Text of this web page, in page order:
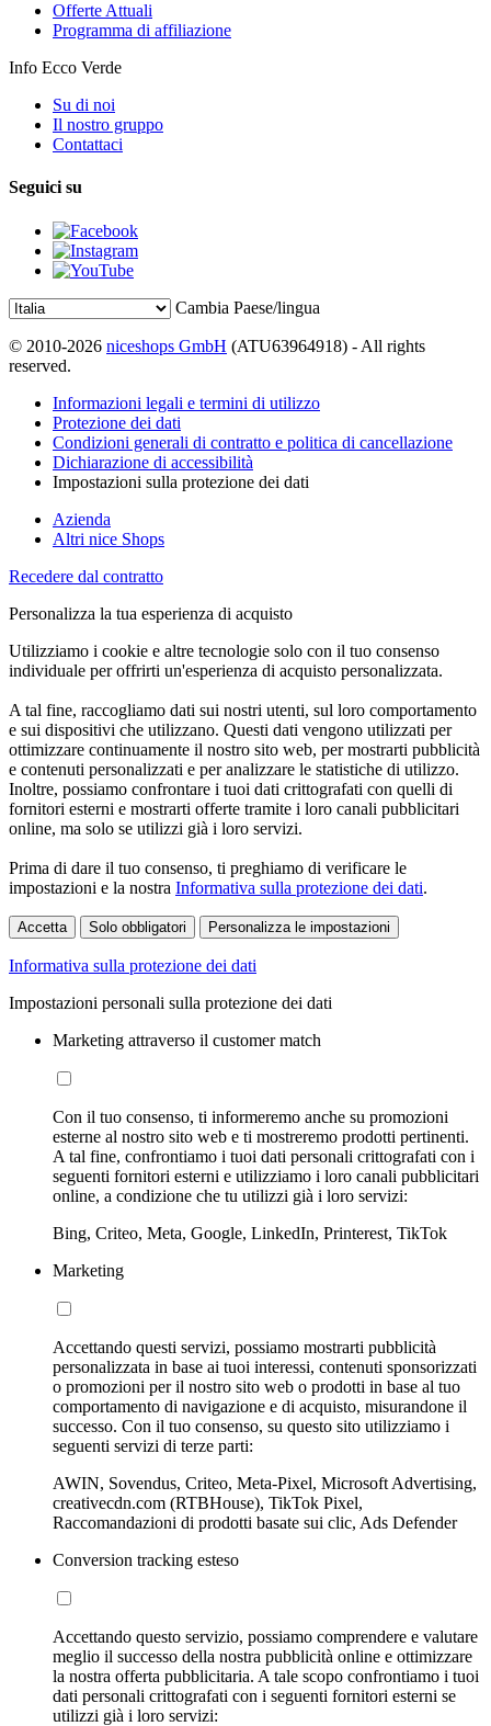
Offerte Attuali
Programma di affiliazione
Info Ecco Verde
Su di noi
Il nostro gruppo
Contattaci
Seguici su
Cambia Paese/lingua
© 2010-2026 niceshops GmbH (ATU63964918) - All rights
reserved.
Informazioni legali e termini di utilizzo
Protezione dei dati
Condizioni generali di contratto e politica di cancellazione
Dichiarazione di accessibilità
Impostazioni sulla protezione dei dati
Azienda
Altri nice Shops
Recedere dal contratto
Personalizza la tua esperienza di acquisto
Utilizziamo i cookie e altre tecnologie solo con il tuo consenso
individuale per offrirti un'esperienza di acquisto personalizzata.
A tal fine, raccogliamo dati sui nostri utenti, sul loro comportamento
e sui dispositivi che utilizzano. Questi dati vengono utilizzati per
ottimizzare continuamente il nostro sito web, per mostrarti pubblicità
e contenuti personalizzati e per analizzare le statistiche di utilizzo.
Inoltre, possiamo confrontare i tuoi dati crittografati con quelli di
fornitori esterni e mostrarti offerte tramite i loro canali pubblicitari
online, ma solo se utilizzi già i loro servizi.
Prima di dare il tuo consenso, ti preghiamo di verificare le
impostazioni e la nostra Informativa sulla protezione dei dati.
Accetta Solo obbligatori Personalizza le impostazioni
Informativa sulla protezione dei dati
Impostazioni personali sulla protezione dei dati
Marketing attraverso il customer match
Con il tuo consenso, ti informeremo anche su promozioni
esterne al nostro sito web e ti mostreremo prodotti pertinenti.
A tal fine, confrontiamo i tuoi dati personali crittografati con i
seguenti fornitori esterni e utilizziamo i loro canali pubblicitari
online, a condizione che tu utilizzi già i loro servizi:
Bing, Criteo, Meta, Google, LinkedIn, Printerest, TikTok
Marketing
Accettando questi servizi, possiamo mostrarti pubblicità
personalizzata in base ai tuoi interessi, contenuti sponsorizzati
o promozioni per il nostro sito web o prodotti in base al tuo
comportamento di navigazione e di acquisto, misurandone il
successo. Con il tuo consenso, su questo sito utilizziamo i
seguenti servizi di terze parti:
AWIN, Sovendus, Criteo, Meta-Pixel, Microsoft Advertising,
creativecdn.com (RTBHouse), TikTok Pixel,
Raccomandazioni di prodotti basate sui clic, Ads Defender
Conversion tracking esteso
Accettando questo servizio, possiamo comprendere e valutare
meglio il successo della nostra pubblicità online e ottimizzare
la nostra offerta pubblicitaria. A tale scopo confrontiamo i tuoi
dati personali crittografati con i seguenti fornitori esterni se
utilizzi già i loro servizi: